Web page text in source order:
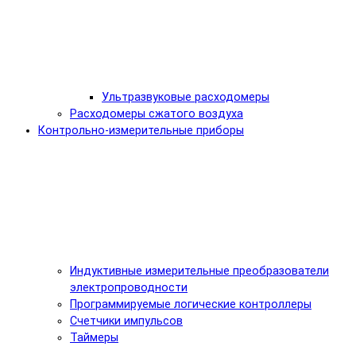
Ультразвуковые расходомеры
Расходомеры сжатого воздуха
Контрольно-измерительные приборы
Индуктивные измерительные преобразователи
электропроводности
Программируемые логические контроллеры
Счетчики импульсов
Таймеры